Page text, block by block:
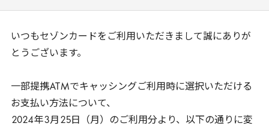
いつもセゾンカードをご利用いただきまして誠にありが
とうございます。
一部提携ATMでキャッシングご利用時に選択いただける
お支払い方法について、
2024年3月 25 日（月）のご利用分より、以下の通りに変